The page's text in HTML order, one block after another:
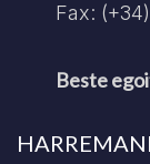
Fax:
Beste